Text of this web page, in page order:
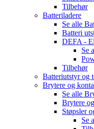
Tilbehør
Batteriladere
Se alle
Batteri
DEFA -
Se
Tilbehør
Batteriutstyr og
Brytere og
Se alle
Brytere
Støpsler
Se